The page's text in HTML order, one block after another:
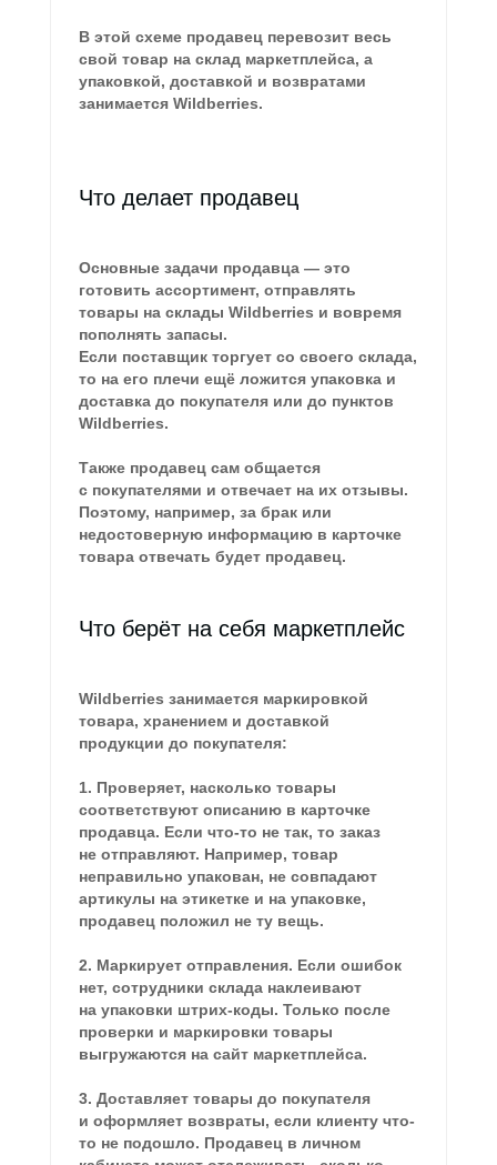
В этой схеме продавец перевозит весь
свой товар на склад маркетплейса, а
упаковкой, доставкой и возвратами
занимается Wildberries.
Что делает продавец
Основные задачи продавца — это
готовить ассортимент, отправлять
товары на склады Wildberries и вовремя
пополнять запасы.
Если поставщик торгует со своего склада,
то на его плечи ещё ложится упаковка и
доставка до покупателя или до пунктов
Wildberries.
Также продавец сам общается
с покупателями и отвечает на их отзывы.
Поэтому, например, за брак или
недостоверную информацию в карточке
товара отвечать будет продавец.
Что берёт на себя маркетплейс
Wildberries занимается маркировкой
товара, хранением и доставкой
продукции до покупателя:
1. Проверяет, насколько товары
соответствуют описанию в карточке
продавца. Если что-то не так, то заказ
не отправляют. Например, товар
неправильно упакован, не совпадают
артикулы на этикетке и на упаковке,
продавец положил не ту вещь.
2. Маркирует отправления. Если ошибок
нет, сотрудники склада наклеивают
на упаковки штрих-коды. Только после
проверки и маркировки товары
выгружаются на сайт маркетплейса.
3. Доставляет товары до покупателя
и оформляет возвраты, если клиенту что-
то не подошло. Продавец в личном